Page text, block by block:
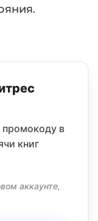
в
книг
аккаунте,